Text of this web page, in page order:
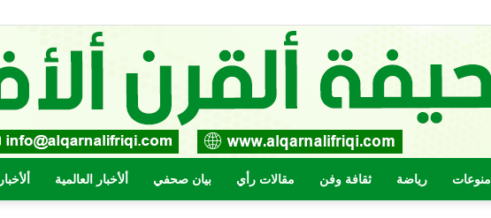
ألأخبار العالمية بيان صحفي مقالات رأي ثقافة وفن رياضة منوعات